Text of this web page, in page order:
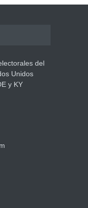
sí
de
ya
para
del
Unidos
y KY